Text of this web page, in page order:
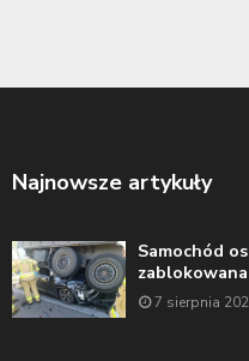
Najnowsze artykuły
Samochód
7 sierpnia